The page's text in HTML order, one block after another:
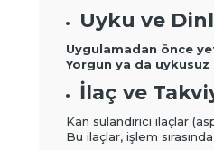
Uyku ve
Uygulamadan önce
Yorgun ya da
İlaç ve
Kan sulandırıcı ilaçlar
Bu ilaçlar, işlem